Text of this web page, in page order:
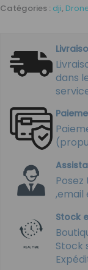
Catégories : dji,
dans
,email
Stock
Stock